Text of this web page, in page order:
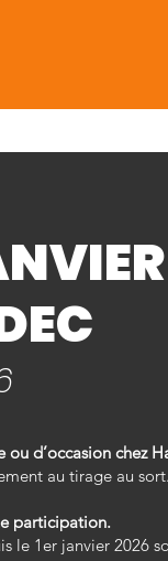
ou d’occasion chez
au tirage au sort.
participation.
le 1er janvier 2026